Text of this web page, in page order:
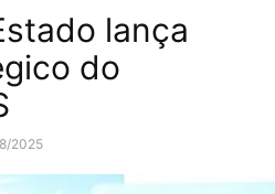
lança
do
2025